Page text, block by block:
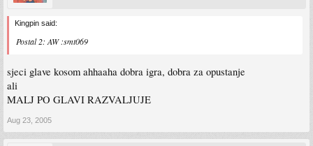
Kingpin said:
Postal 2: AW :smt069
sjeci glave kosom ahhaaha dobra igra, dobra za opustanje
ali
MALJ PO GLAVI RAZVALJUJE
Aug 23, 2005